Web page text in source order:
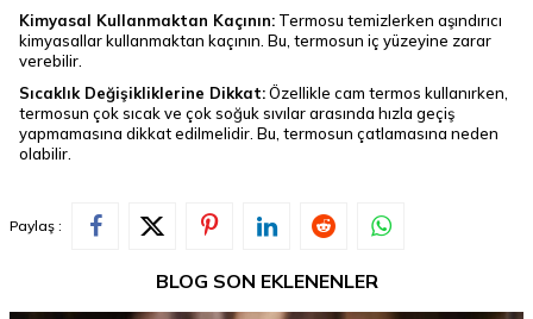
Kimyasal Kullanmaktan Kaçının: Termosu temizlerken aşındırıcı
kimyasallar kullanmaktan kaçının. Bu, termosun iç yüzeyine zarar
verebilir.
Sıcaklık Değişikliklerine Dikkat:Özellikle cam termos kullanırken,
termosun çok sıcak ve çok soğuk sıvılar arasında hızla geçiş
yapmamasına dikkat edilmelidir. Bu, termosun çatlamasına neden
olabilir.
Paylaş :
BLOG SON EKLENENLER